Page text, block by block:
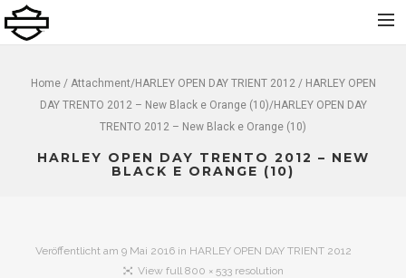
Über uns
Bekleidung und Zubehör
Home/ Attachment/HARLEY OPEN DAY TRIENT 2012/ HARLEY OPEN
DAY TRENTO 2012 – New Black e Orange (10)/HARLEY OPEN DAY
TRENTO 2012 – New Black e Orange (10)
HARLEY OPEN DAY TRENTO 2012 – NEW
BLACK E ORANGE (10)
Veröffentlicht am9 Mai 2016 in HARLEY OPEN DAY TRIENT 2012
View full 800 × 533 resolution